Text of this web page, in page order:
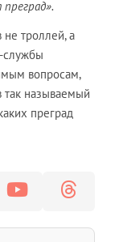
не троллей, а
службы
вопросам,
называемый
преград